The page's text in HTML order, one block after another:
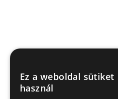
Ez a weboldal sütiket
használ